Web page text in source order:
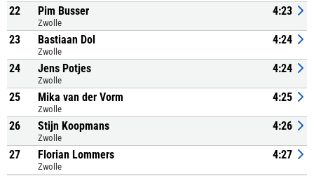
22 Pim Busser
Zwolle
4:23
23 Bastiaan Dol
Zwolle
4:24
24 Jens Potjes
Zwolle
4:24
25 Mika van der Vorm
Zwolle
4:25
26 Stijn Koopmans
Zwolle
4:26
27 Florian Lommers
Zwolle
4:27